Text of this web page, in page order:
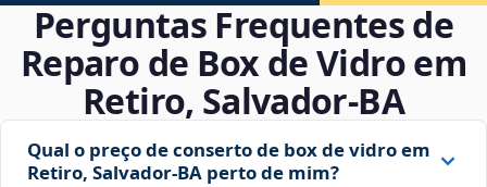
Perguntas Frequentes de
Reparo de Box de Vidro em
Retiro, Salvador‑BA
Qual o preço de conserto de box de vidro em
Retiro, Salvador‑BA perto de mim?